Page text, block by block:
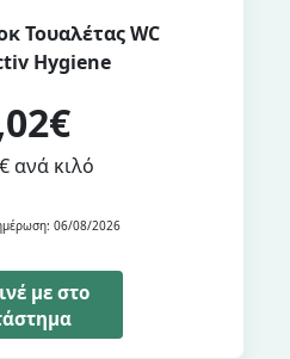
Τουαλέτας WC
Hygiene
ανά κιλό
06/08/2026
με στο